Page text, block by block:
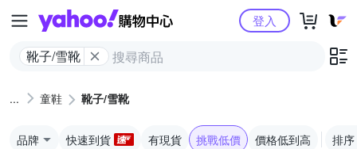
Yahoo購物中心
靴子/雪靴
登入
童鞋 靴子/雪靴
品牌 快速到貨 有現貨 挑戰低價 價格低到高 排序